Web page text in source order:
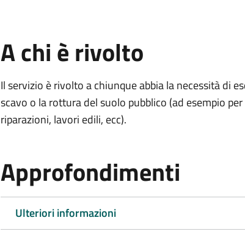
A chi è rivolto
Il servizio è rivolto a chiunque abbia la necessità di
scavo o la rottura del suolo pubblico (ad esempio
riparazioni, lavori edili, ecc).
Approfondimenti
Ulteriori informazioni